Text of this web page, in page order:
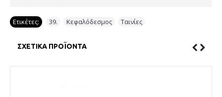
Ετικέτες: 39. Κεφαλόδεσμος Ταινίες
ΣΧΕΤΙΚΆ ΠΡΟΪΌΝΤΑ